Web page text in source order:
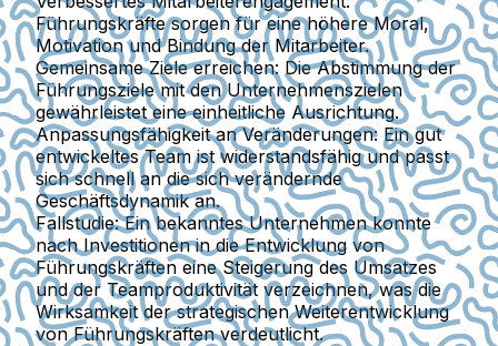
Führungskräfte sorgen für eine höhere Moral,
Motivation und Bindung der Mitarbeiter.
Gemeinsame Ziele erreichen: Die Abstimmung der
Führungsziele mit den Unternehmenszielen
gewährleistet eine einheitliche Ausrichtung.
Anpassungsfähigkeit an Veränderungen: Ein gut
entwickeltes Team ist widerstandsfähig und passt
sich schnell an die sich verändernde
Geschäftsdynamik an.
Fallstudie:Ein bekanntes Unternehmen konnte
nach Investitionen in die Entwicklung von
Führungskräften eine Steigerung des Umsatzes
und der Teamproduktivität verzeichnen, was die
Wirksamkeit der strategischen Weiterentwicklung
von Führungskräften verdeutlicht.